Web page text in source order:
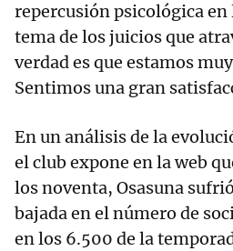
repercusión psicológica en
tema de los juicios que
verdad es que estamos
Sentimos una gran
En un análisis de la
el club expone en la web
los noventa, Osasuna
bajada en el número de
en los 6.500 de la